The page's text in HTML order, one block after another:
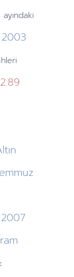
ayındaki
2003
2007